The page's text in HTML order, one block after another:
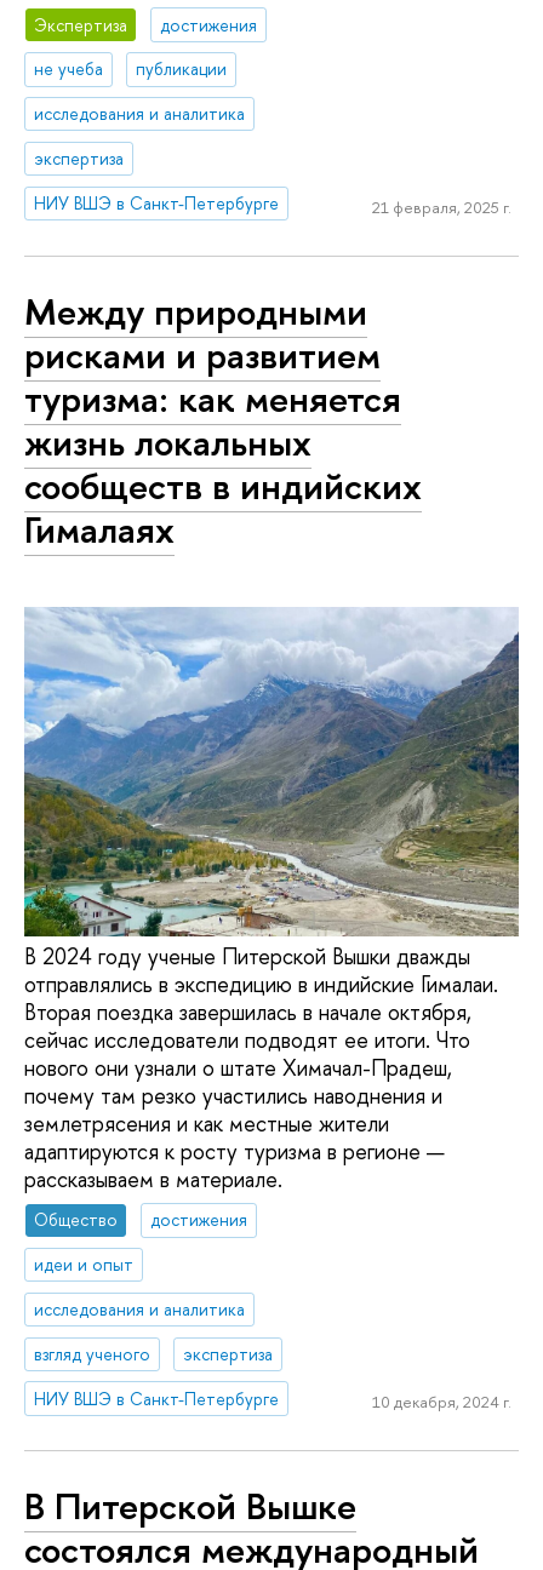
Экспертиза
достижения
не учеба
публикации
исследования и аналитика
экспертиза
НИУ ВШЭ в Санкт-Петербурге
21 февраля, 2025 г.
Между природными
рисками и развитием
туризма: как меняется
жизнь локальных
сообществ в индийских
Гималаях
В 2024 году ученые Питерской Вышки дважды
отправлялись в экспедицию в индийские Гималаи.
Вторая поездка завершилась в начале октября,
сейчас исследователи подводят ее итоги. Что
нового они узнали о штате Химачал-Прадеш,
почему там резко участились наводнения и
землетрясения и как местные жители
адаптируются к росту туризма в регионе —
рассказываем в материале.
Общество
достижения
идеи и опыт
исследования и аналитика
взгляд ученого
экспертиза
НИУ ВШЭ в Санкт-Петербурге
10 декабря, 2024 г.
В Питерской Вышке
состоялся международный